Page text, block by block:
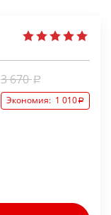
3 670
Экономия: 1 010